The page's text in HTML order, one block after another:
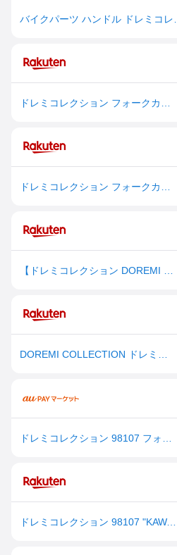
ドレミコレクション 98107 "KAWASAKI" フォークカバーエンブレム ステーなし DOREMI COLLECTION